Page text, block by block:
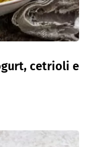
cetrioli e